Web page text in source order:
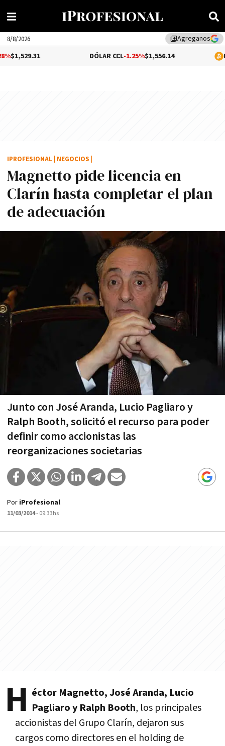
library_addAgreganos
8/8/2026
-1.25%$1,556.14
Magnetto pide licencia en
Clarí­n hasta completar el plan
de adecuación
Junto con José Aranda, Lucio Pagliaro y
Ralph Booth, solicitó el recurso para poder
definir como accionistas las
reorganizaciones societarias
IPROFESIONAL NEGOCIOS
Por iProfesional
11/03/2014- 09:33hs
H éctor Magnetto, José Aranda, Lucio
Pagliaro y Ralph Booth, los principales
accionistas del Grupo Clarín, dejaron sus
cargos como directores en el holding de